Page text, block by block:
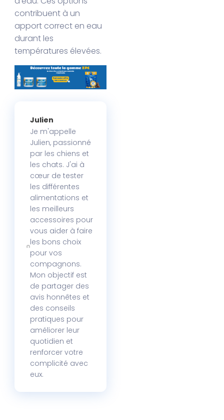
contribuent à un
apport correct en eau
durant les
températures élevées.
Julien
Je m'appelle
Julien, passionné
par les chiens et
les chats. J'ai à
cœur de tester
les différentes
alimentations et
les meilleurs
accessoires pour
vous aider à faire
les bons choix
pour vos
compagnons.
Mon objectif est
de partager des
avis honnêtes et
des conseils
pratiques pour
améliorer leur
quotidien et
renforcer votre
complicité avec
eux.